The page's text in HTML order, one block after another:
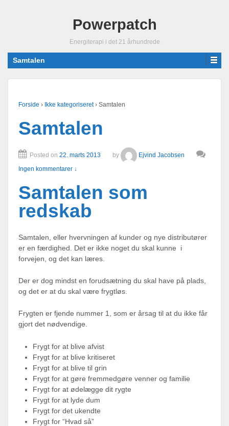
Powerpatch
Energiterapi i det 21 århundrede
Samtalen
Forside › Ikke kategoriseret › Samtalen
Samtalen
Posted on 22. marts 2013 by
Ejvind Jacobsen
Ingen kommentarer ↓
Samtalen som
redskab
Samtalen, eller hvervningen af kunder og nye distributører
er en færdighed. Det er ikke noget du skal kunne i
forvejen, og det kan læres.
Der er dog mindst en forudsætning du skal have på plads,
og det er at du skal være frygtløs.
Frygten er fjende nummer 1, som er årsag til at du ikke får
gjort det nødvendige.
Frygt for at blive afvist
Frygt for at blive kritiseret
Frygt for at blive til grin
Frygt for at gøre fremmedgøre venner og familie
Frygt for at ødelægge dit rygte
Frygt for at lyde dum
Frygt for det ukendte
Frygt for “Hvad så”